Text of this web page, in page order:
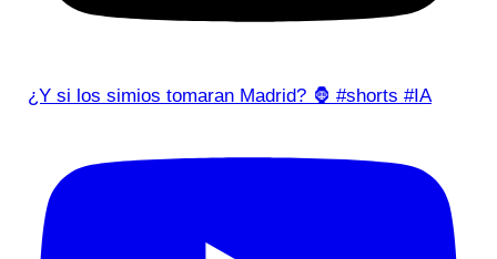
¿Y si los simios tomaran Madrid? 🦍 #shorts #IA